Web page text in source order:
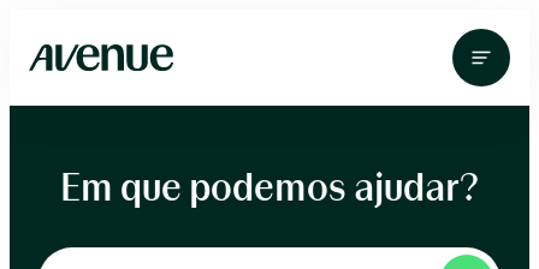
para
conteúdo
Em que podemos ajudar?